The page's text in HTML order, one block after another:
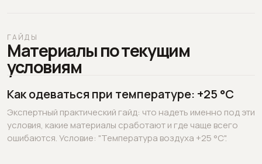
ГАЙДЫ
Материалы по текущим
условиям
Как одеваться при температуре: +25 °C
Экспертный практический гайд: что надеть именно под эти
условия, какие материалы сработают и где чаще всего
ошибаются. Условие: "Температура воздуха +25 °C".